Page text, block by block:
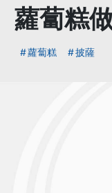
蘿蔔糕
蘿蔔糕 披薩